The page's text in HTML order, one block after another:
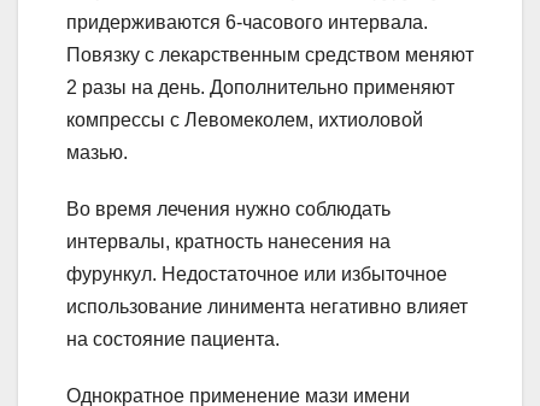
придерживаются 6-часового интервала.
Повязку с лекарственным средством меняют
2 разы на день. Дополнительно применяют
компрессы с Левомеколем, ихтиоловой
мазью.
Во время лечения нужно соблюдать
интервалы, кратность нанесения на
фурункул. Недостаточное или избыточное
использование линимента негативно влияет
на состояние пациента.
Однократное применение мази имени